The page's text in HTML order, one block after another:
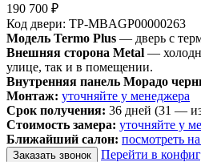
190 700 ₽
Код двери: TP-MBAGP00000263
Модель Termo Plus — дверь с
Внешняя сторона Metal —
улице, так и в помещении.
Внутренняя панель Морадо
Монтаж: уточняйте у менеджера
Срок получения: 36 дней (31 —
Стоимость замера: уточняйте у
Ближайший салон: посмотреть
Заказать звонок
Перейти в